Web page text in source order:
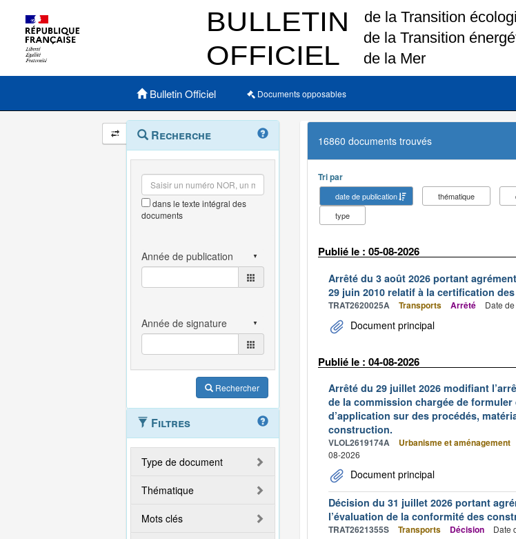
Menu principal
Bulletin Officiel Documents opposables
Navigation
et
outils
annexes
Menu
contextuel
Recherche
dans le texte intégral des
documents
Rechercher
Filtres
Type de document
Thématique
Mots clés
16860 documents trouvés
Tri par
date de publication thématique
type
Publié le : 05-08-2026
Arrêté du 3 août 2026 portant
29 juin 2010 relatif à la certification
TRAT2620025A Transports Arrêté Date
Document principal
Publié le : 04-08-2026
Arrêté du 29 juillet 2026 modifiant
de la commission chargée de
d’application sur des procédés,
construction.
VLOL2619174A Urbanisme et aménagement
08-2026
Document principal
Décision du 31 juillet 2026 portant
l’évaluation de la conformité des
TRAT2621355S Transports Décision Date